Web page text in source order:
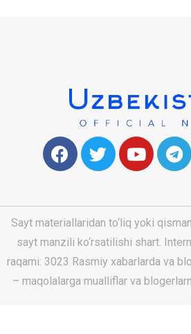
Sayt materiallaridan to‘liq yoki
sayt manzili ko‘rsatilishi shart.
raqami: 3023 Rasmiy xabarlarda va
– maqolalarga mualliflar va